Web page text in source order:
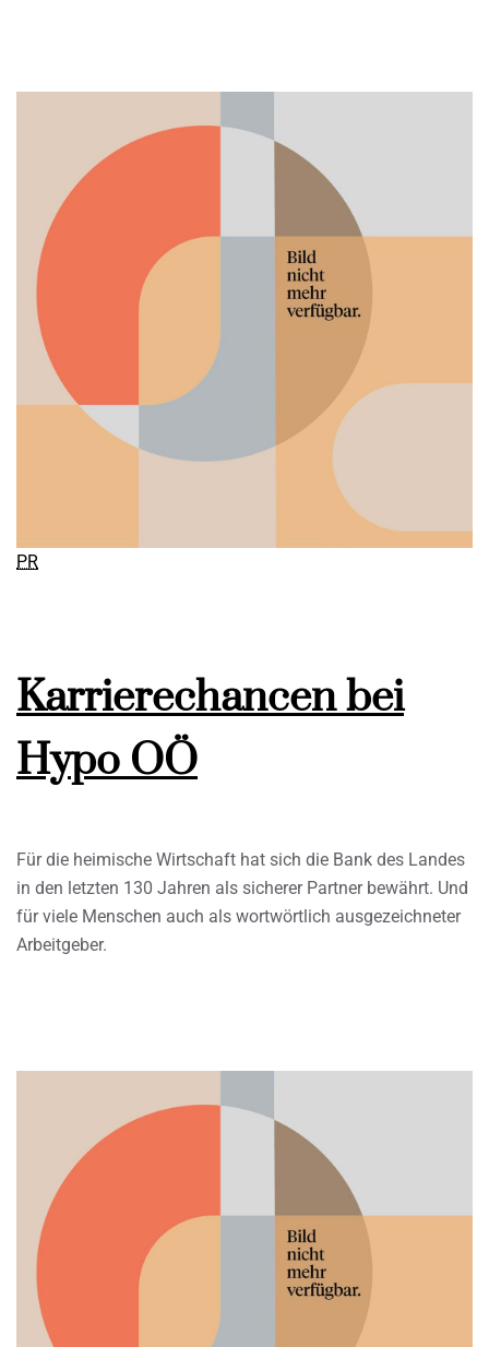
PR
Karrierechancen bei
Hypo OÖ
Für die heimische Wirtschaft hat sich die Bank des Landes
in den letzten 130 Jahren als sicherer Partner bewährt. Und
für viele Menschen auch als wortwörtlich ausgezeichneter
Arbeitgeber.